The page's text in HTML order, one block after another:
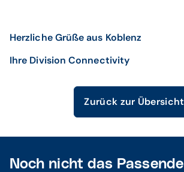
Herzliche Grüße aus Koblenz
Ihre Division Connectivity
Zurück zur Übersicht
Noch nicht das Passende